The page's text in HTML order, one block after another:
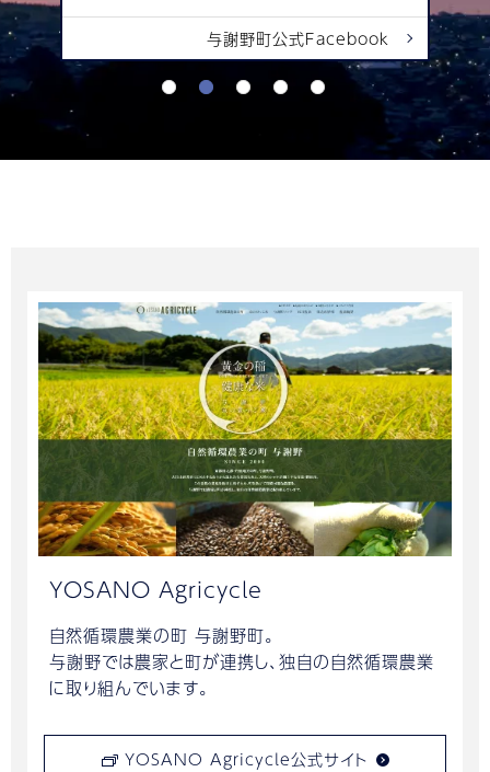
与謝野町公式Facebook
1 2 3 4 5
YOSANO Agricycle
自然循環農業の町 与謝野町。
与謝野では農家と町が連携し、独自の自然循環農業
に取り組んでいます。
YOSANO Agricycle公式サイト